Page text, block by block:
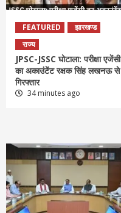
FEATURED
झारखण्ड
राज्य
JPSC-JSSC घोटाला: परीक्षा एजेंसी
का अकाउंटेंट रक्षक सिंह लखनऊ से
गिरफ्तार
34 minutes ago